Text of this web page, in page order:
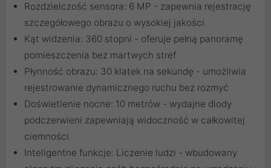
Rozdzielczość sensora: 6 MP - zapewnia rejestrację
szczegółowego obrazu o wysokiej jakości
Kąt widzenia: 360 stopni - oferuje pełną panoramę
pomieszczenia bez martwych stref
Płynność obrazu: 30 klatek na sekundę - umożliwia
rejestrowanie dynamicznego ruchu bez rozmyć
Doświetlenie nocne: 10 metrów - wydajne diody
podczerwieni zapewniają widoczność w całkowitej
ciemności
Inteligentne funkcje: Liczenie ludzi - wbudowany